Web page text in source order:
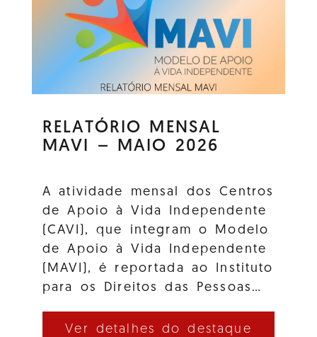
RELATÓRIO MENSAL
MAVI – MAIO 2026
A atividade mensal dos Centros
de Apoio à Vida Independente
(CAVI), que integram o Modelo
de Apoio à Vida Independente
(MAVI), é reportada ao Instituto
para os Direitos das Pessoas…
Ver detalhes do destaque